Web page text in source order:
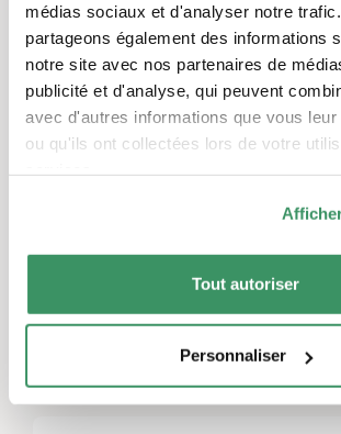
médias sociaux et d'analyser notre
partageons également des informations
notre site avec nos partenaires de
publicité et d'analyse, qui peuvent
avec d'autres informations que vous
ou qu'ils ont collectées lors de votre
Tout autoriser
Personnaliser
Régions
Laisser un commentaire
Vous devezvous connecter pour
commentaire.